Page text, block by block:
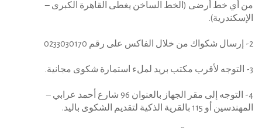
من أي خط أرضى (الخط الساخن يغطى القاهرة الكبرى –
الإسكندرية).
4- التوجه إلى مقر الجهاز بالعنوان 96 شارع أحمد عرابي –
المهندسين أو 115 بالقرية الذكية لتقديم الشكوى باليد.